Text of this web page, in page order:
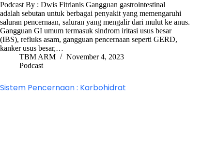
Podcast By : Dwis Fitrianis Gangguan gastrointestinal
adalah sebutan untuk berbagai penyakit yang memengaruhi
saluran pencernaan, saluran yang mengalir dari mulut ke anus.
Gangguan GI umum termasuk sindrom iritasi usus besar
(IBS), refluks asam, gangguan pencernaan seperti GERD,
kanker usus besar,…
TBM ARM
November 4, 2023
Podcast
Sistem Pencernaan : Karbohidrat